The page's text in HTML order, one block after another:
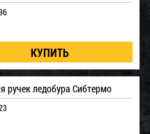
ручек ледобура Сибтермо